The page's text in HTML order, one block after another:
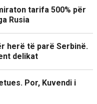
tarifa 500% për
Rusia
herë të parë Serbinë.
delikat
Por, Kuvendi i